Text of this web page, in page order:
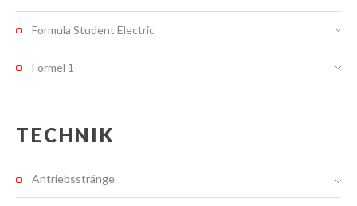
Formula Student Electric
Formel 1
TECHNIK
Antriebsstränge